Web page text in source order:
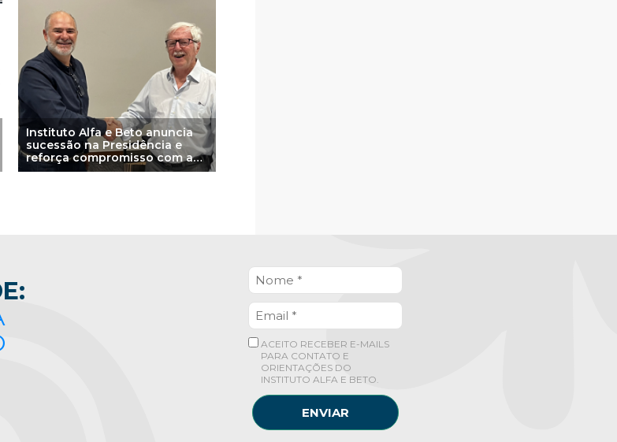
Instituto Alfa e Beto anuncia
sucessão na Presidência e
reforça compromisso com a
aprendizagem baseada na
ACEITO RECEBER E-MAILS
PARA CONTATO E
ORIENTAÇÕES DO
INSTITUTO ALFA E BETO.
ENVIAR